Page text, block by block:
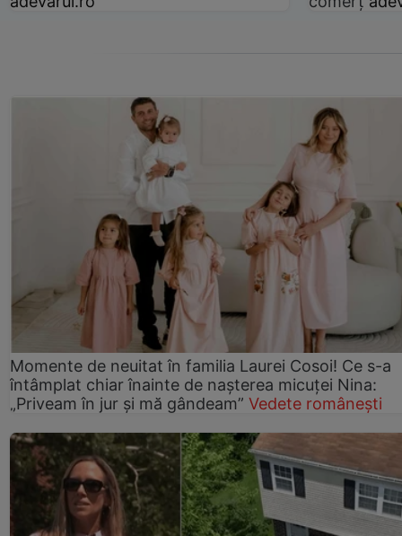
Momente de neuitat în familia Laurei Cosoi! Ce s-a
întâmplat chiar înainte de nașterea micuței Nina:
„Priveam în jur și mă gândeam” Vedete românești